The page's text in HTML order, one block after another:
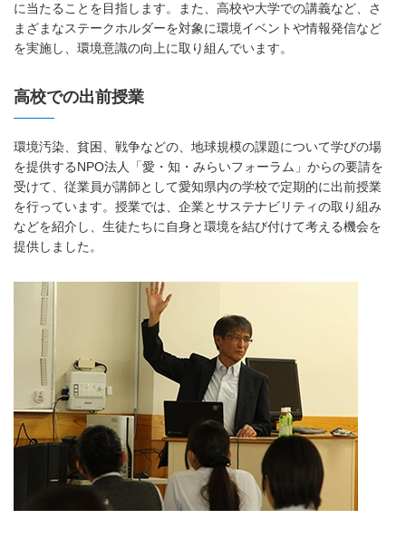
に当たることを目指します。また、高校や大学での講義など、さ
まざまなステークホルダーを対象に環境イベントや情報発信など
を実施し、環境意識の向上に取り組んでいます。
高校での出前授業
環境汚染、貧困、戦争などの、地球規模の課題について学びの場
を提供するNPO法人「愛・知・みらいフォーラム」からの要請を
受けて、従業員が講師として愛知県内の学校で定期的に出前授業
を行っています。授業では、企業とサステナビリティの取り組み
などを紹介し、生徒たちに自身と環境を結び付けて考える機会を
提供しました。